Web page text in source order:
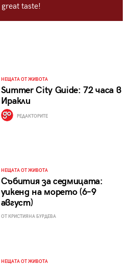
taste!
НЕЩАТА ОТ ЖИВОТА
Summer City Guide: 72 часа в
Иракли
РЕДАКТОРИТЕ
НЕЩАТА ОТ ЖИВОТА
Събития за седмицата:
уикенд на морето (6–9
август)
ОТ КРИСТИЯНА БУРДЕВА
НЕЩАТА ОТ ЖИВОТА